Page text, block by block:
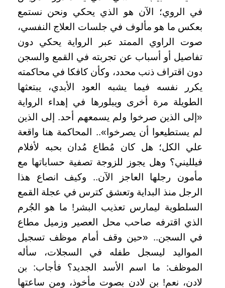
في الروي؛ الآن هو الذي يحكي ونحن نستمع
بعكس ما هو مألوف في جلسات العلاج النفسي،
صوت الراوي الممتد عبر الرواية يحكي دون
تفاصيل أو أسباب عن تجربته في القمع والسجن
دون اقتراف ذنب محدد، وكأن كافكا في محاكمته
يكرر نفسه فيما يشبه العود الأبدي، يبتعثها
الطويلة مرة أخرى ويبلورها في إهداء الرواية
«إلى الذين صرخوا ولم يسمعهم أحد. إلى الذين
لم يستطيعوا أن يصرخوا».. المحاكمة هنا واقعة
علي الكل؛ هل كان مُطاع مُدان بحبه لأفلام
فيلليني؟ وهل يجوز للزوجة تصفية حساباتها مع
مأمون رجلها العاجز الآن.. وكيف انصاع هذا
الرجل منذ البداية وتعشق كترس في عجلة القمع
السلطوية ليمارس تعذيب البشر! ما هو الجُرم
الذي اقترفه صاحب محل العصير وزميل مطاع
في السجن.. «حين وقف أمام موظف تسجيل
المواليد ليسجل طفله في السجلات، سأله
الموظف: ما اسم الأسد الجديد؟ فأجاب: بن
لادن، نعم! بن لادن بصوت مأخوذ، ومن ساعتها